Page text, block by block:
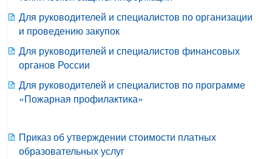
Для руководителей и специалистов по организации
и проведению закупок
Для руководителей и специалистов финансовых
органов России
Для руководителей и специалистов по программе
«Пожарная профилактика»
Приказ об утверждении стоимости платных
образовательных услуг